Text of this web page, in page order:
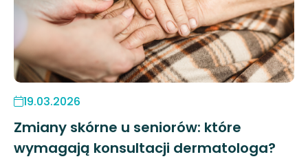
19.03.2026
Zmiany skórne u seniorów: które
wymagają konsultacji dermatologa?